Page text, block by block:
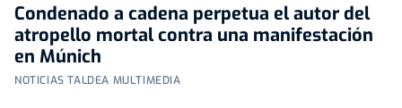
Condenado a cadena perpetua el autor del
atropello mortal contra una manifestación
en Múnich
NOTICIAS TALDEA MULTIMEDIA